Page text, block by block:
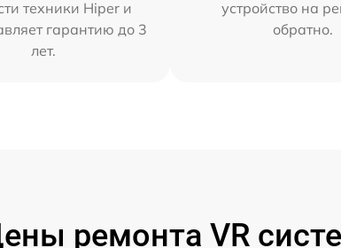
техники Hiper и
гарантию до 3
лет.
устройство на
обратно.
ремонта VR